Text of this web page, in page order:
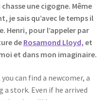
une cigogne. Même
je sais qu’avec le temps il
Henri, pour l’appeler par
de Rosamond Lloyd, et
et dans mon imaginaire.
can find a newcomer, a
stork. Even if he arrived